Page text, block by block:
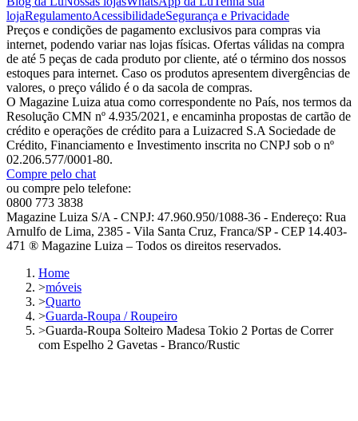
lojaRegulamentoAcessibilidadeSegurança e Privacidade
Preços e condições de pagamento exclusivos para compras via
internet, podendo variar nas lojas físicas. Ofertas válidas na compra
de até 5 peças de cada produto por cliente, até o término dos nossos
estoques para internet. Caso os produtos apresentem divergências de
valores, o preço válido é o da sacola de compras.
O Magazine Luiza atua como correspondente no País, nos termos da
Resolução CMN nº 4.935/2021, e encaminha propostas de cartão de
crédito e operações de crédito para a Luizacred S.A Sociedade de
Crédito, Financiamento e Investimento inscrita no CNPJ sob o nº
02.206.577/0001-80.
Compre pelo chat
ou compre pelo telefone:
0800 773 3838
Magazine Luiza S/A - CNPJ: 47.960.950/1088-36 - Endereço: Rua
Arnulfo de Lima, 2385 - Vila Santa Cruz, Franca/SP - CEP 14.403-
471 ® Magazine Luiza – Todos os direitos reservados.
Home
>móveis
>Quarto
>Guarda-Roupa / Roupeiro
>Guarda-Roupa Solteiro Madesa Tokio 2 Portas de Correr
com Espelho 2 Gavetas - Branco/Rustic